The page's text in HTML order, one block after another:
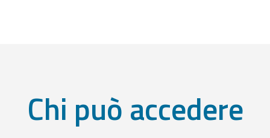
Chi può accedere